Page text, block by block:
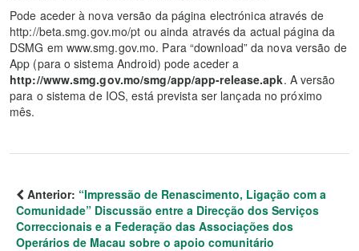
Pode aceder à nova versão da página electrónica através de
http://beta.smg.gov.mo/pt ou ainda através da actual página da
DSMG em www.smg.gov.mo. Para “download” da nova versão de
App (para o sistema Android) pode aceder a
http://www.smg.gov.mo/smg/app/app-release.apk. A versão
para o sistema de IOS, está prevista ser lançada no próximo
mês.
Anterior: “Impressão de Renascimento, Ligação com a
Comunidade” Discussão entre a Direcção dos Serviços
Correccionais e a Federação das Associações dos
Operários de Macau sobre o apoio comunitário